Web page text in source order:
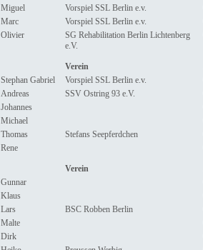
Miguel Vorspiel SSL Berlin e.v.
Marc Vorspiel SSL Berlin e.v.
Olivier
SG Rehabilitation Berlin Lichtenberg
e.V.
Verein
Stephan Gabriel Vorspiel SSL Berlin e.v.
Andreas SSV Ostring 93 e.V.
Johannes
Michael
Thomas Stefans Seepferdchen
Rene
Verein
Gunnar
Klaus
Lars BSC Robben Berlin
Malte
Dirk